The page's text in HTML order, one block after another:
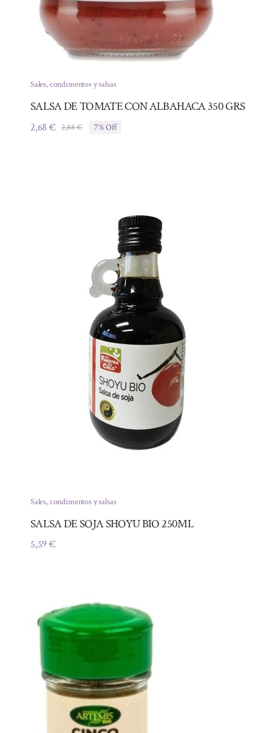
Sales, condimentos y salsas
SALSA DE TOMATE CON ALBAHACA 350 GRS
2,88€El
2,68€
El
7% Off
Sales, condimentos y salsas
SALSA DE SOJA SHOYU BIO 250ML
5,59€